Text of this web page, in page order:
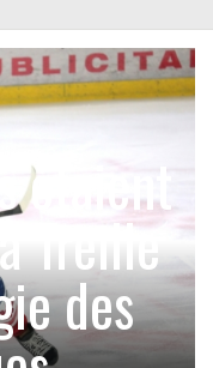
étaient
Treille
des